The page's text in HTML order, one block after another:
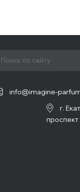
info@imagine-
г.